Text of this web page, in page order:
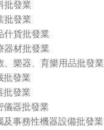
批發業
批發業
什貨批發業
器材批發業
、樂器、育樂用品批發業
批發業
批發業
儀器批發業
及事務性機器設備批發業